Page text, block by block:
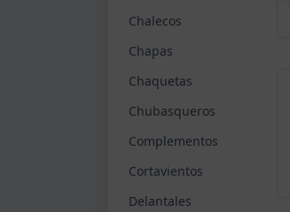
Chalecos
Chapas
Chaquetas
Chubasqueros
Complementos
Cortavientos
Delantales